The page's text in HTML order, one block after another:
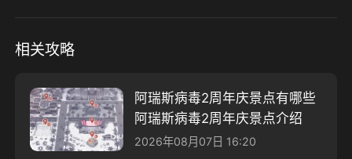
相关攻略
阿瑞斯病毒2周年庆景点有哪些
阿瑞斯病毒2周年庆景点介绍
2026年08月07日 16:20